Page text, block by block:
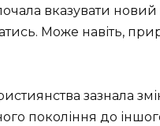
вказувати
Може навіть,
зазнала
покоління до